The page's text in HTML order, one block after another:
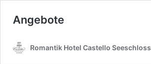
Angebote
Romantik Hotel Castello Seeschloss